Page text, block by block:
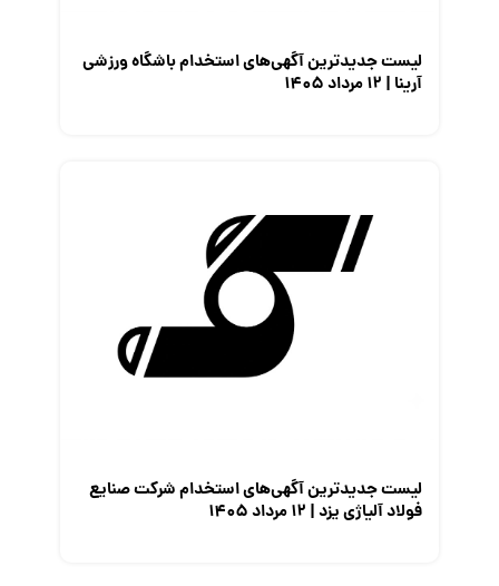
لیست جدیدترین آگهی‌های استخدام باشگاه ورزشی
آرینا | ۱۲ مرداد ۱۴۰۵
لیست جدیدترین آگهی‌های استخدام شرکت صنایع
فولاد آلیاژی یزد | ۱۲ مرداد ۱۴۰۵